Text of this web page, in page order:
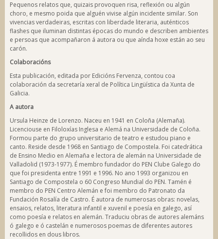
Pequenos relatos que, quizais provoquen risa, reflexión ou algún
choro, e mesmo poida que alguén vivise algún incidente similar. Son
vivencias verdadeiras, escritas con liberdade literaria, auténticos
flashes que iluminan distintas épocas do mundo e describen ambientes
e persoas que acompañaron á autora ou que aínda hoxe están ao seu
carón.
Colaboracións
Esta publicación, editada por Edicións Fervenza, contou coa
colaboración da secretaría xeral de Política Lingüística da Xunta de
Galicia.
A autora
Ursula Heinze de Lorenzo. Naceu en 1941 en Coloña (Alemaña).
Licenciouse en Filoloxías Inglesa e Alemá na Universidade de Coloña.
Formou parte do grupo universitario de teatro e estudou piano e
canto. Reside desde 1968 en Santiago de Compostela. Foi catedrática
de Ensino Medio en Alemaña e lectora de alemán na Universidade de
Valladolid (1973-1977). É membro fundador do PEN Clube Galego do
que foi presidenta entre 1991 e 1996. No ano 1993 organizou en
Santiago de Compostela o 60 Congreso Mundial do PEN. Tamén é
membro do PEN Centro Alemán e foi membro do Patronato da
Fundación Rosalía de Castro. É autora de numerosas obras: novelas,
ensaios, relatos, literatura infantil e xuvenil e poesía en galego, así
como poesía e relatos en alemán. Traduciu obras de autores alemáns
ó galego e ó castelán e numerosos poemas de diferentes autores
recollidos en dous libros.